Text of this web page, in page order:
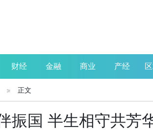
财经 金融 商业 产经
读书
正文
振国 半生相守共芳